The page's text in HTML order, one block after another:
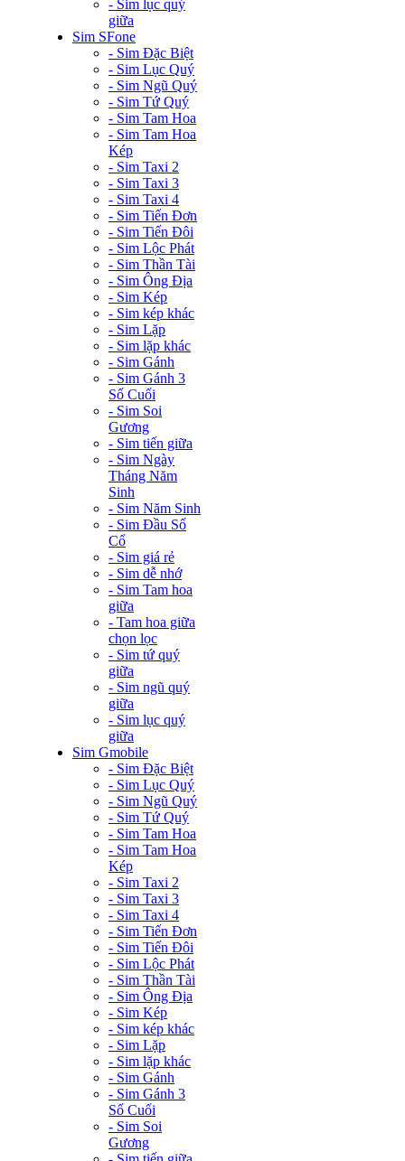
- Sim lục quý
giữa
Sim SFone
- Sim Đặc Biệt
- Sim Lục Quý
- Sim Ngũ Quý
- Sim Tứ Quý
- Sim Tam Hoa
- Sim Tam Hoa
Kép
- Sim Taxi 2
- Sim Taxi 3
- Sim Taxi 4
- Sim Tiến Đơn
- Sim Tiến Đôi
- Sim Lộc Phát
- Sim Thần Tài
- Sim Ông Địa
- Sim Kép
- Sim kép khác
- Sim Lặp
- Sim lặp khác
- Sim Gánh
- Sim Gánh 3
Số Cuối
- Sim Soi
Gương
- Sim tiến giữa
- Sim Ngày
Tháng Năm
Sinh
- Sim Năm Sinh
- Sim Đầu Số
Cổ
- Sim giá rẻ
- Sim dễ nhớ
- Sim Tam hoa
giữa
- Tam hoa giữa
chọn lọc
- Sim tứ quý
giữa
- Sim ngũ quý
giữa
- Sim lục quý
giữa
Sim Gmobile
- Sim Đặc Biệt
- Sim Lục Quý
- Sim Ngũ Quý
- Sim Tứ Quý
- Sim Tam Hoa
- Sim Tam Hoa
Kép
- Sim Taxi 2
- Sim Taxi 3
- Sim Taxi 4
- Sim Tiến Đơn
- Sim Tiến Đôi
- Sim Lộc Phát
- Sim Thần Tài
- Sim Ông Địa
- Sim Kép
- Sim kép khác
- Sim Lặp
- Sim lặp khác
- Sim Gánh
- Sim Gánh 3
Số Cuối
- Sim Soi
Gương